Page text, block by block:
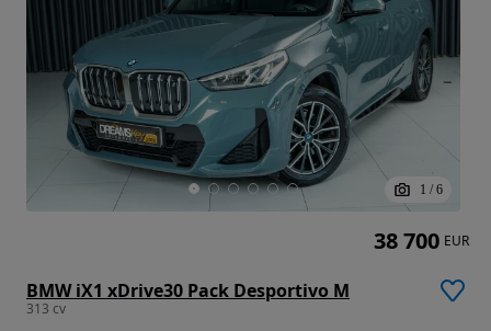
1 / 6
BMW iX1 xDrive30 Pack Desportivo M
313 cv
38 700 EUR